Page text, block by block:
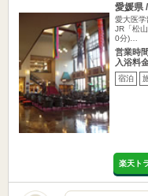
愛媛県
愛大医
JR「松
0分)…
営業時間
入浴料
宿泊
楽天ト